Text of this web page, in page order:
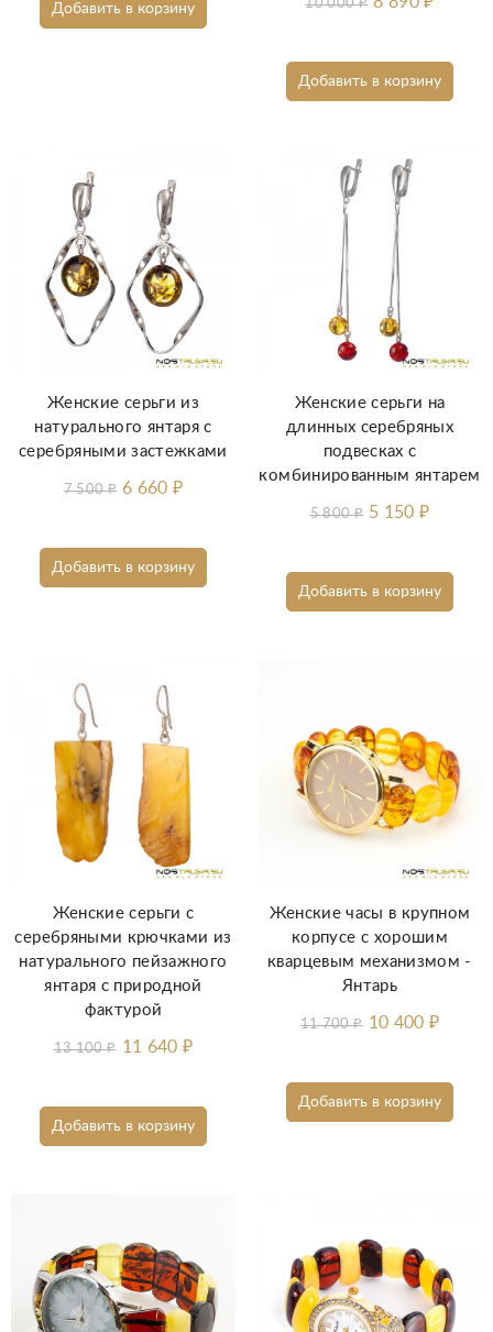
Добавить в корзину
Добавить в корзину
10 000₽
Добавить в корзину
Женские серьги из
натурального янтаря с
серебряными застежками
7 500₽ 6 660₽
Добавить в корзину
Женские серьги на
длинных серебряных
подвесках с
комбинированным янтарем
5 800₽ 5 150₽
Добавить в корзину
Женские серьги с
серебряными крючками из
натурального пейзажного
янтаря с природной
фактурой
13 100₽ 11 640 ₽
Добавить в корзину
Женские часы в крупном
корпусе с хорошим
кварцевым механизмом -
Янтарь
11 700₽ 10 400 ₽